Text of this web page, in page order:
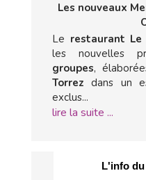
Les nouveaux
Le restaurant
les nouvelles
groupes,
Torrezdans un
exclus...
lire la suite ...
L'info du